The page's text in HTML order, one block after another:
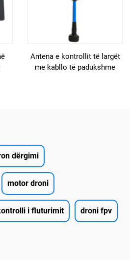
Antena e kontrollit të largët
me kabllo të padukshme
dërgimi
motor droni
i fluturimit droni fpv